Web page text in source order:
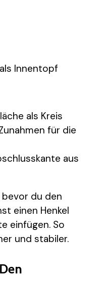
Innentopf
als Kreis
für die
aus
du den
einen Henkel
einfügen. So
und stabiler.